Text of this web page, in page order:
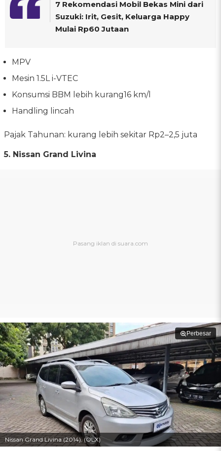
7 Rekomendasi Mobil Bekas Mini dari
Suzuki: Irit, Gesit, Keluarga Happy
Mulai Rp60 Jutaan
MPV
Mesin 1.5L i-VTEC
Konsumsi BBM lebih kurang16 km/l
Handling lincah
Pajak Tahunan: kurang lebih sekitar Rp2–2,5 juta
5. Nissan Grand Livina
Perbesar
Nissan Grand Livina (2014). (OLX)